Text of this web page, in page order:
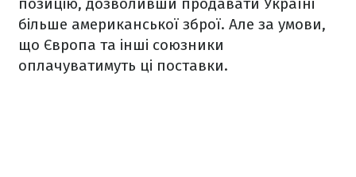
більше американської зброї. Але за умови,
що Європа та інші союзники
оплачуватимуть ці поставки.